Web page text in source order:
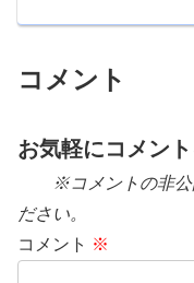
コメント
お気軽にコメン
※コメントの非公開
ださい。
コメント ※